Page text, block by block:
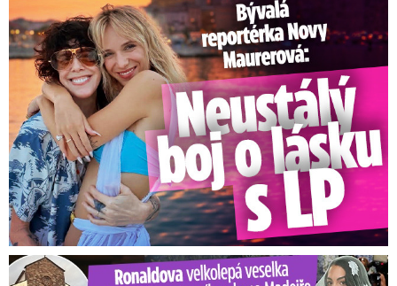
Bývalá reportérka Novy Maurerová: Neustálý boj o lásku s ...
Ronaldova velkolepá veselka na Madeiře: Svatba plná zákazů!